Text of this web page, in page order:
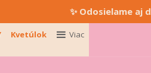
✨ Odosielame aj
Kvetúlok Viac